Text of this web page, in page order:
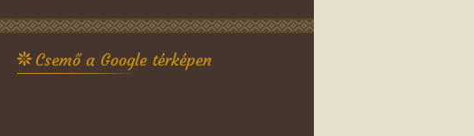
Csemő a Google térképen